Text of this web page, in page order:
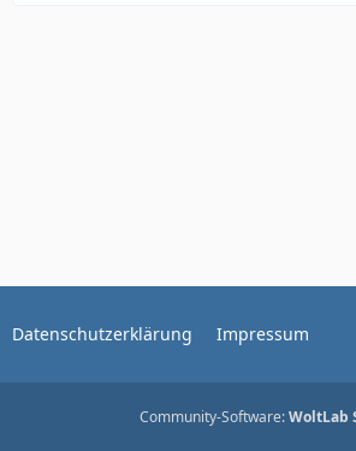
Datenschutzerklärung Impressum
Community-Software:WoltLab